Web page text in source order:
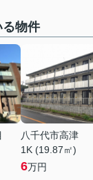
る物件
八千代市高津
1K (19.87㎡)
6万円